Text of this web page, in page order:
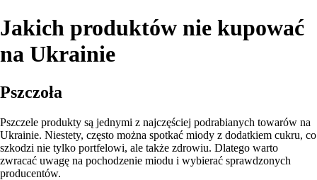
Jakich produktów nie kupować
na Ukrainie
Pszczoła
Pszczele produkty są jednymi z najczęściej podrabianych towarów na
Ukrainie. Niestety, często można spotkać miody z dodatkiem cukru, co
szkodzi nie tylko portfelowi, ale także zdrowiu. Dlatego warto
zwracać uwagę na pochodzenie miodu i wybierać sprawdzonych
producentów.